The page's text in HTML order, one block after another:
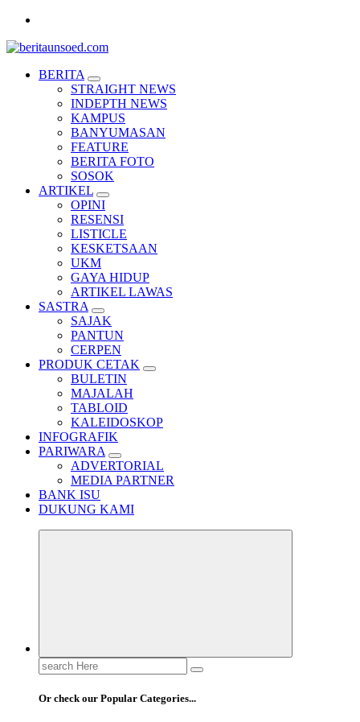
Skip
content
Pemandu Wawasan Almamater
BERITA
STRAIGHT NEWS
INDEPTH NEWS
KAMPUS
BANYUMASAN
FEATURE
BERITA FOTO
SOSOK
ARTIKEL
OPINI
RESENSI
LISTICLE
KESKETSAAN
UKM
GAYA HIDUP
ARTIKEL LAWAS
SASTRA
SAJAK
PANTUN
CERPEN
PRODUK CETAK
BULETIN
MAJALAH
TABLOID
KALEIDOSKOP
INFOGRAFIK
PARIWARA
ADVERTORIAL
MEDIA PARTNER
BANK ISU
DUKUNG KAMI
Search
for:
Or check our Popular Categories...